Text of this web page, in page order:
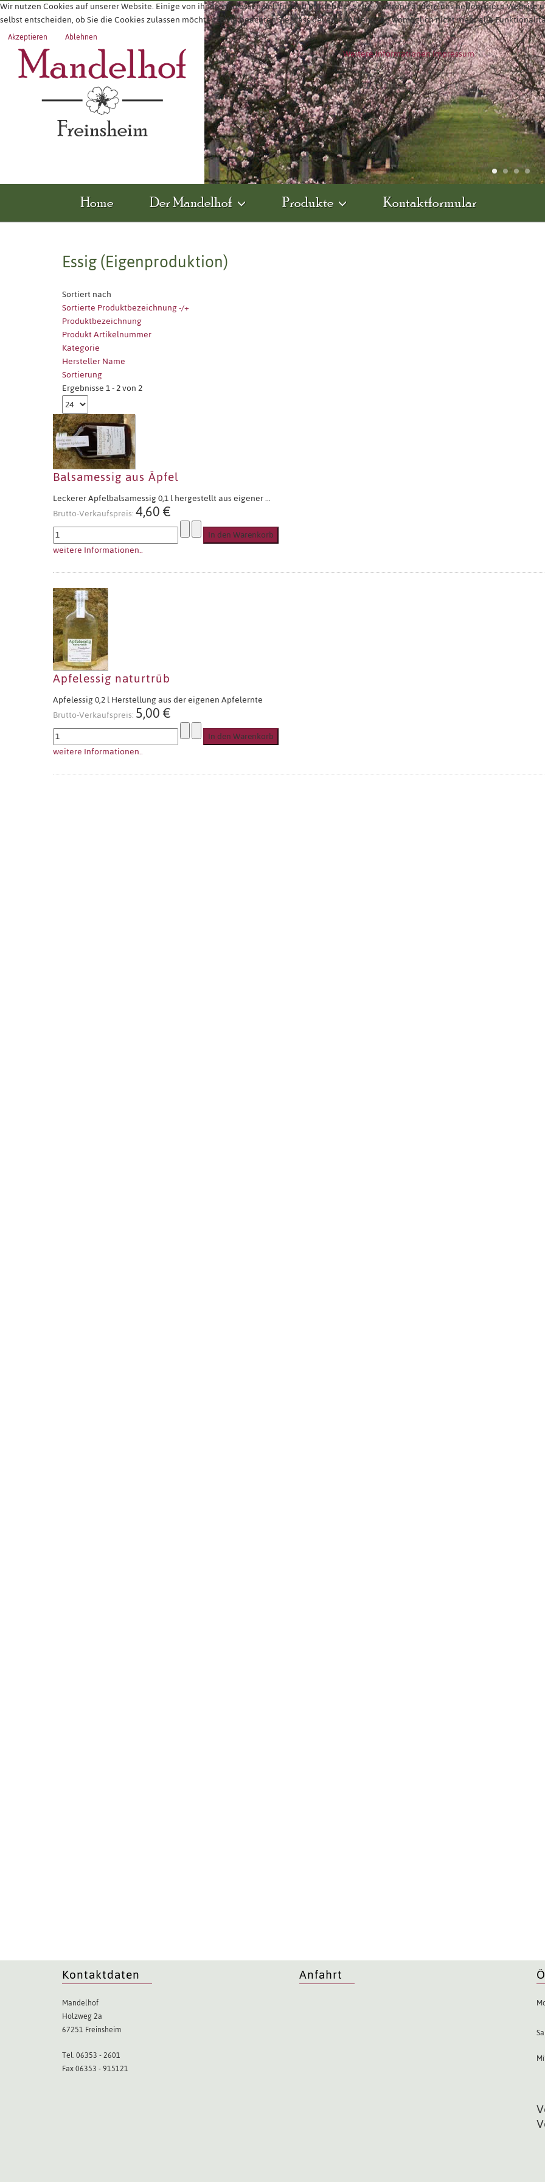
Home Der Mandelhof Produkte Kontaktformular
Essig (Eigenproduktion)
Sortiert nach
Sortierte Produktbezeichnung -/+
Produktbezeichnung
Produkt Artikelnummer
Kategorie
Hersteller Name
Sortierung
Ergebnisse 1 - 2 von 2
Balsamessig aus Äpfel
Leckerer Apfelbalsamessig 0,1 l hergestellt aus eigener ...
Brutto-Verkaufspreis:4,60 €
weitere Informationen..
Apfelessig naturtrüb
Apfelessig 0,2 l Herstellung aus der eigenen Apfelernte
Brutto-Verkaufspreis:5,00 €
weitere Informationen..
Kontaktdaten
Mandelhof
Holzweg 2a
67251 Freinsheim
Tel. 06353 - 2601
Fax 06353 - 915121
Anfahrt
Wir nutzen Cookies auf unserer Website. Einige von ihnen sind essenziell für den Betrieb der Seite, während andere uns helfen, diese
selbst entscheiden, ob Sie die Cookies zulassen möchten. Bitte beachten Sie, dass bei einer Ablehnung womöglich nicht mehr alle
Akzeptieren Ablehnen
Weitere InformationenImpressum